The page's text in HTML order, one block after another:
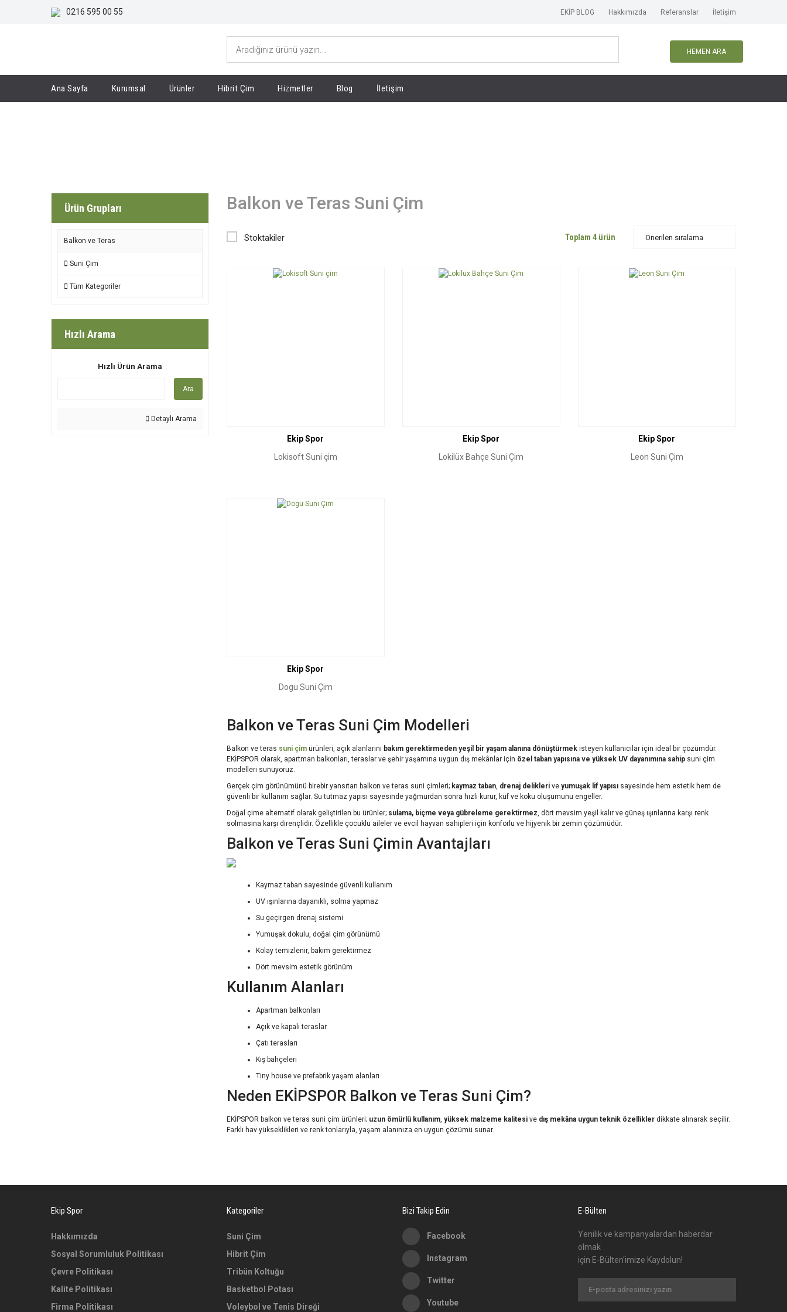
0216 595 00 55 EKİP BLOG Hakkımızda Referanslar İletişim
HEMEN ARA
Ana Sayfa Kurumsal Ürünler Hibrit Çim Hizmetler Blog İletişim
Ürün Grupları
Balkon ve Teras
Suni Çim
Tüm Kategoriler
Hızlı Arama
Hızlı Ürün Arama
Ara
Detaylı Arama
Balkon ve Teras Suni Çim
Stoktakiler Toplam 4 ürün
Ekip Spor
Lokisoft Suni çim
Ekip Spor
Lokilüx Bahçe Suni Çim
Ekip Spor
Leon Suni Çim
Ekip Spor
Dogu Suni Çim
Balkon ve Teras Suni Çim Modelleri
Balkon ve teras suni çim ürünleri, açık alanlarını bakım gerektirmeden yeşil bir yaşam alanına dönüştürmek isteyen kullanıcılar için ideal bir çözümdür.
EKİPSPOR olarak, apartman balkonları, teraslar ve şehir yaşamına uygun dış mekânlar için özel taban yapısına ve yüksek UV dayanımına sahip suni çim
modelleri sunuyoruz.
Gerçek çim görünümünü birebir yansıtan balkon ve teras suni çimleri; kaymaz taban, drenaj delikleri ve yumuşak lif yapısı sayesinde hem estetik hem de
güvenli bir kullanım sağlar. Su tutmaz yapısı sayesinde yağmurdan sonra hızlı kurur, küf ve koku oluşumunu engeller.
Doğal çime alternatif olarak geliştirilen bu ürünler; sulama, biçme veya gübreleme gerektirmez, dört mevsim yeşil kalır ve güneş ışınlarına karşı renk
solmasına karşı dirençlidir. Özellikle çocuklu aileler ve evcil hayvan sahipleri için konforlu ve hijyenik bir zemin çözümüdür.
Balkon ve Teras Suni Çimin Avantajları
Kaymaz taban sayesinde güvenli kullanım
UV ışınlarına dayanıklı, solma yapmaz
Su geçirgen drenaj sistemi
Yumuşak dokulu, doğal çim görünümü
Kolay temizlenir, bakım gerektirmez
Dört mevsim estetik görünüm
Kullanım Alanları
Apartman balkonları
Açık ve kapalı teraslar
Çatı terasları
Kış bahçeleri
Tiny house ve prefabrik yaşam alanları
Neden EKİPSPOR Balkon ve Teras Suni Çim?
EKİPSPOR balkon ve teras suni çim ürünleri; uzun ömürlü kullanım, yüksek malzeme kalitesi ve dış mekâna uygun teknik özellikler dikkate alınarak seçilir.
Farklı hav yükseklikleri ve renk tonlarıyla, yaşam alanınıza en uygun çözümü sunar.
Ekip Spor
Hakkımızda
Sosyal Sorumluluk Politikası
Çevre Politikası
Kalite Politikası
Firma Politikası
Kategoriler
Suni Çim
Hibrit Çim
Tribün Koltuğu
Basketbol Potası
Voleybol ve Tenis Direği
Bizi Takip Edin
Facebook
Instagram
Twitter
Youtube
E-Bülten
Yenilik ve kampanyalardan haberdar
olmak
için E-Bülten'imize Kaydolun!